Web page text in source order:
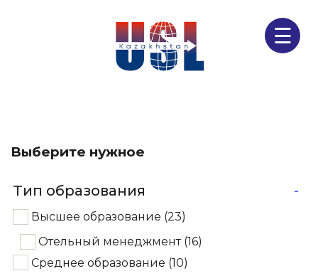
☰
Выберите нужное
Тип образования -
Высшее образование (23)
Отельный менеджмент (16)
Среднее образование (10)